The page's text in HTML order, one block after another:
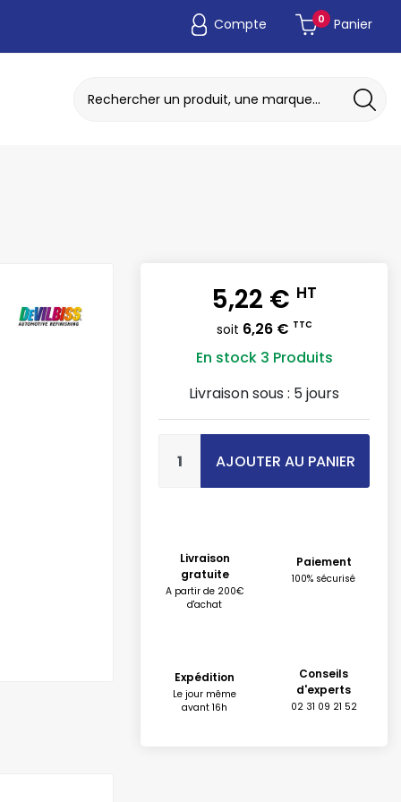
Compte 0 Panier
5,22 € HT
soit 6,26 € TTC
En stock 3 Produits
Livraison sous : 5 jours
AJOUTER AU PANIER
Livraison
gratuite
A partir de 200€
d'achat
Paiement
100% sécurisé
Expédition
Le jour même
avant 16h
Conseils
d'experts
02 31 09 21 52